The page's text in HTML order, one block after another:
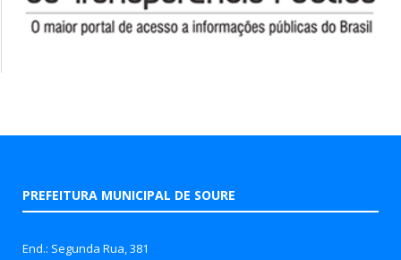
PREFEITURA MUNICIPAL DE SOURE
End.: Segunda Rua, 381